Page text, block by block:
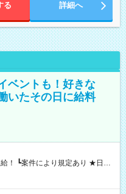
る 詳細へ
ベントも！好きな
いたその日に給料
の日に現金GET♪ お仕事後はコ
す！ 【試用期間】試